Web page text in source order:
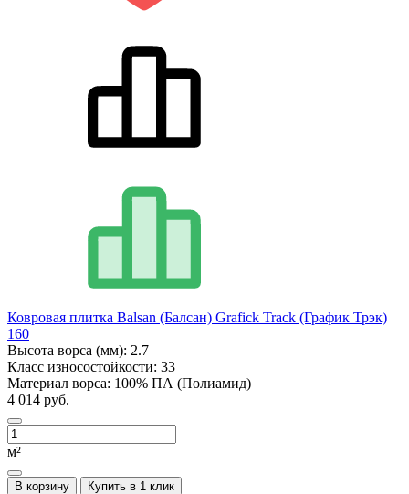
Ковровая плитка Balsan (Балсан) Grafick Track (График Трэк)
160
Высота ворса (мм): 2.7
Класс износостойкости: 33
Материал ворса: 100% ПА (Полиамид)
4 014 руб.
м²
В корзину Купить в 1 клик